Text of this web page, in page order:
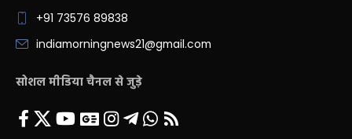
+91 73576 89838
indiamorningnews21@gmail.com
सोशल मीडिया चैनल से जुड़े